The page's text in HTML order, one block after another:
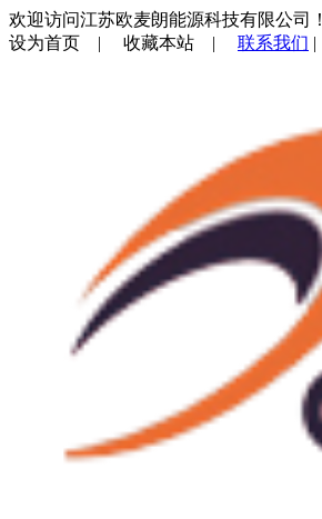
欢迎访问江苏欧麦朗能源科技有限公司！
设为首页 | 收藏本站 | 联系我们 |